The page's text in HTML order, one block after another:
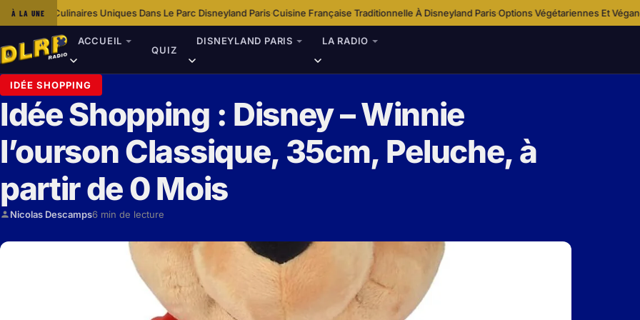
À LA UNEDans Le Parc Disneyland Paris ·Cuisine Française Traditionnelle À Disneyland Paris·Options Végétariennes Et Véganes À Disneyland Paris
ACCUEIL
QUIZ
DISNEYLAND PARIS LA RADIO
IDÉE SHOPPING
Idée Shopping : Disney – Winnie
l’ourson Classique, 35cm, Peluche, à
partir de 0 Mois
Nicolas Descamps6 min de lecture